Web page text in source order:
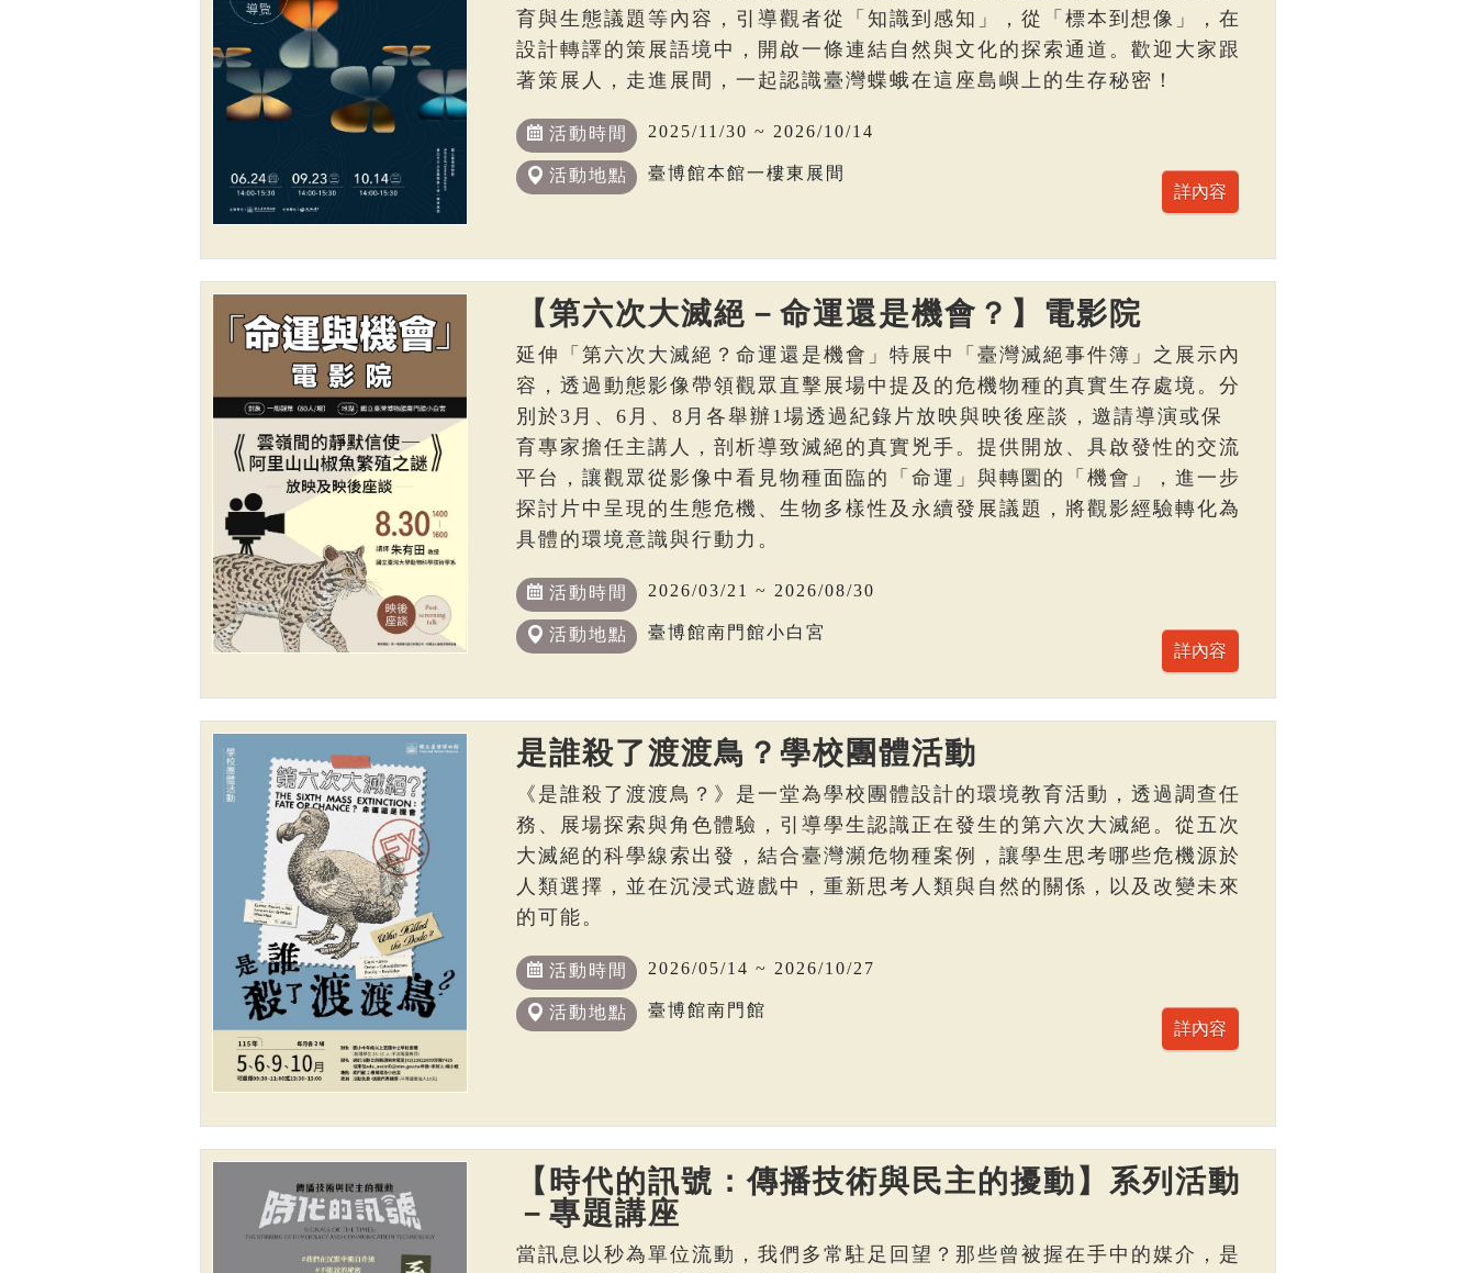
育與生態議題等內容，引導觀者從「知識到感知」，從「標本到想像」，在
設計轉譯的策展語境中，開啟一條連結自然與文化的探索通道。歡迎大家跟
著策展人，走進展間，一起認識臺灣蝶蛾在這座島嶼上的生存秘密！
活動時間 2025/11/30 ~ 2026/10/14
活動地點 臺博館本館一樓東展間
【第六次大滅絕－命運還是機會？】電影院
延伸「第六次大滅絕？命運還是機會」特展中「臺灣滅絕事件簿」之展示內
容，透過動態影像帶領觀眾直擊展場中提及的危機物種的真實生存處境。分
別於3月、6月、8月各舉辦1場透過紀錄片放映與映後座談，邀請導演或保
育專家擔任主講人，剖析導致滅絕的真實兇手。提供開放、具啟發性的交流
平台，讓觀眾從影像中看見物種面臨的「命運」與轉圜的「機會」，進一步
探討片中呈現的生態危機、生物多樣性及永續發展議題，將觀影經驗轉化為
具體的環境意識與行動力。
活動時間 2026/03/21 ~ 2026/08/30
活動地點 臺博館南門館小白宮
是誰殺了渡渡鳥？學校團體活動
《是誰殺了渡渡鳥？》是一堂為學校團體設計的環境教育活動，透過調查任
務、展場探索與角色體驗，引導學生認識正在發生的第六次大滅絕。從五次
大滅絕的科學線索出發，結合臺灣瀕危物種案例，讓學生思考哪些危機源於
人類選擇，並在沉浸式遊戲中，重新思考人類與自然的關係，以及改變未來
的可能。
活動時間 2026/05/14 ~ 2026/10/27
活動地點 臺博館南門館
【時代的訊號：傳播技術與民主的擾動】系列活動
－專題講座
當訊息以秒為單位流動，我們多常駐足回望？那些曾被握在手中的媒介，是